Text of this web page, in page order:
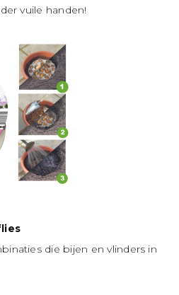
vuile handen!
die bijen en vlinders in